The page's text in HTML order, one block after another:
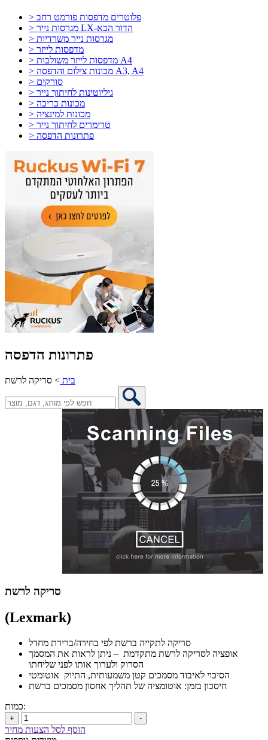
> פלוטרים מדפסות פורמט רחב
> מגרסות נייר LX-הדור הבא
> מגרסות נייר משרדיות
> מדפסות לייזר
> מדפסות לייזר משולבות A4
> מכונות צילום והדפסה A3, A4
> סורקים
> גיליוטינות לחיתוך נייר
> מכונות כריכה
> מכונות למינציה
> טרימרים לחיתוך נייר
> פתרונות הדפסה
פתרונות הדפסה
בית > סריקה לרשת
סריקה לרשת
(Lexmark)
סריקה לתקייה ברשת לפי בחירה/ברירת מחדל
אופציה לסריקה לרשת מתקדמת – ניתן לראות את המסמך
הסרוק ולערוך אותו לפני שליחתו
הסיכוי לאיבוד מסמכים קטן משמעותית, התיוק אוטומטי
חיסכון בזמן: אוטומציה של תהליך אחסון מסמכים ברשת
כמות:
+ -
הוסף לסל הצעות מחיר